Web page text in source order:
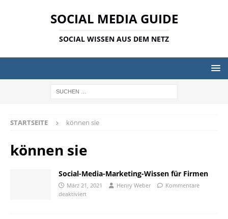
SOCIAL MEDIA GUIDE
SOCIAL WISSEN AUS DEM NETZ
STARTSEITE können sie
können sie
Social-Media-Marketing-Wissen für Firmen
März 21, 2021 Henry Weber
Kommentare
deaktiviert